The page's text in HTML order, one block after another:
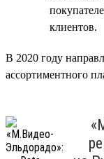
клиентов.
В 2020 году
ассортиментного